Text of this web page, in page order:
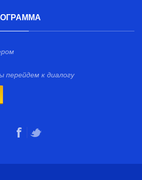
перейдем к диалогу